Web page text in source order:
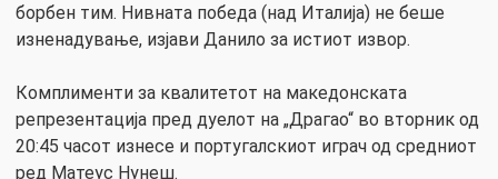
борбен тим. Нивната победа (над Италија) не беше
изненадување, изјави Данило за истиот извор.
Комплименти за квалитетот на македонската
репрезентација пред дуелот на „Драгао“ во вторник од
20:45 часот изнесе и португалскиот играч од средниот
ред Матеус Нунеш.